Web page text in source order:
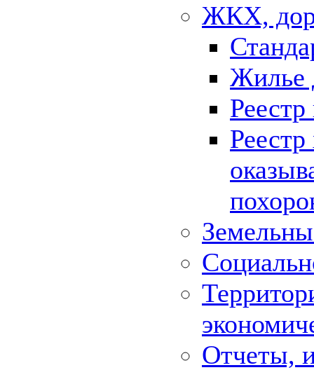
ЖКХ,
Жилье
Отчеты,